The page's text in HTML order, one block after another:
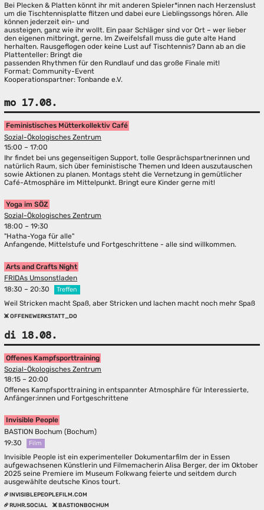
Bei Plecken & Platten könnt ihr mit anderen Spieler*innen nach Herzenslust
um die Tischtennisplatte flitzen und dabei eure Lieblingssongs hören. Alle
können jederzeit ein- und
aussteigen, ganz wie ihr wollt. Ein paar Schläger sind vor Ort – wer lieber
den eigenen mitbringt, gerne. Im Zweifelsfall muss die gute alte Hand
herhalten. Rausgeflogen oder keine Lust auf Tischtennis? Dann ab an die
Plattenteller: Bringt die
passenden Rhythmen für den Rundlauf und das große Finale mit!
Format: Community-Event
Kooperationspartner: Tonbande e.V.
mo 17.08.
Feministisches Mütterkollektiv Café
Sozial-Ökologisches Zentrum
15:00 – 17:00
Ihr findet bei uns gegenseitigen Support, tolle Gesprächspartnerinnen und
natürlich Raum, sich über feministische Themen und Ideen auszutauschen
sowie Aktionen zu planen. Montags steht die Vernetzung in gemütlicher
Café-Atmosphäre im Mittelpunkt. Bringt eure Kinder gerne mit!
Yoga im SÖZ
Sozial-Ökologisches Zentrum
18:00 – 19:30
"Hatha-Yoga für alle"
Anfangende, Mittelstufe und Fortgeschrittene - alle sind willkommen.
Arts and Crafts Night
FRIDAs Umsonstladen
18:30 – 20:30
Treffen
Weil Stricken macht Spaß, aber Stricken und lachen macht noch mehr Spaß
OFFENEWERKSTATT_DO
di 18.08.
Offenes Kampfsporttraining
Sozial-Ökologisches Zentrum
18:15 – 20:00
Offenes Kampfsporttraining in entspannter Atmosphäre für Interessierte,
Anfänger:innen und Fortgeschrittene
Invisible People
BASTION Bochum (Bochum)
19:30
Film
Invisible People ist ein experimenteller Dokumentarfilm der in Essen
aufgewachsenen Künstlerin und Filmemacherin Alisa Berger, der im Oktober
2025 seine Premiere im Museum Folkwang feierte und seitdem durch
ausgewählte deutsche Kinos tourt.
INVISIBLEPEOPLEFILM.COM
RUHR.SOCIAL
BASTIONBOCHUM